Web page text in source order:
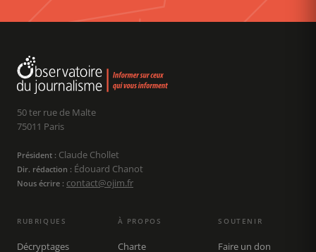
50 ter rue de Malte
75011 Paris
Président : Claude Chollet
Dir. rédaction : Édouard Chanot
Nous écrire : contact@ojim.fr
RUBRIQUES
Décryptages
À PROPOS
Charte
SOUTENIR
Faire un don